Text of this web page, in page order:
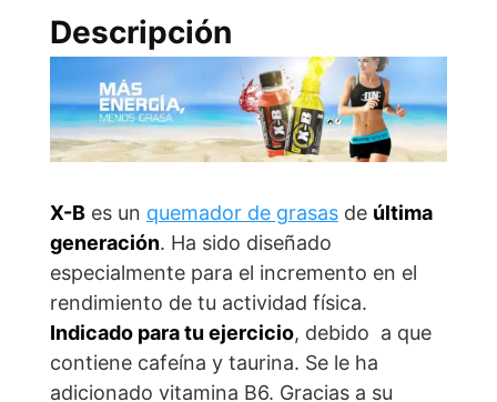
e
b
o
o
k
t
s
A
p
p
i
l
e
Descripción
X-Bes un quemador de grasasde última
generación. Ha sido diseñado
especialmente para el incremento en el
rendimiento de tu actividad física.
Indicado para tu ejercicio, debido a que
contiene cafeína y taurina. Se le ha
adicionado vitamina B6. Gracias a su